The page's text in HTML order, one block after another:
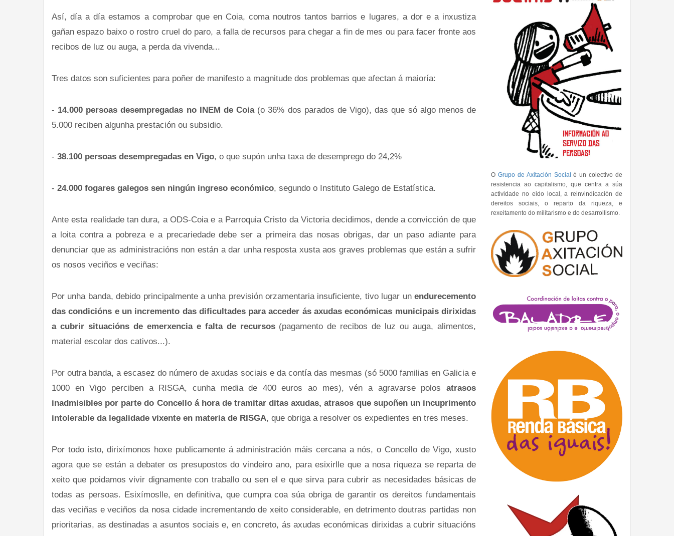
Así, día a día estamos a comprobar que en Coia, coma noutros tantos barrios e lugares, a dor e a inxustiza
gañan espazo baixo o rostro cruel do paro, a falla de recursos para chegar a fin de mes ou para facer fronte aos
recibos de luz ou auga, a perda da vivenda...
Tres datos son suficientes para poñer de manifesto a magnitude dos problemas que afectan á maioría:
- 14.000 persoas desempregadas no INEM de Coia(o 36% dos parados de Vigo), das que só algo menos de
5.000 reciben algunha prestación ou subsidio.
- 38.100 persoas desempregadas en Vigo, o que supón unha taxa de desemprego do 24,2%
- 24.000 fogares galegos sen ningún ingreso económico, segundo o Instituto Galego de Estatística.
Ante esta realidade tan dura, a ODS-Coia e a Parroquia Cristo da Victoria decidimos, dende a convicción de que
a loita contra a pobreza e a precariedade debe ser a primeira das nosas obrigas, dar un paso adiante para
denunciar que as administracións non están a dar unha resposta xusta aos graves problemas que están a sufrir
os nosos veciños e veciñas:
Por unha banda, debido principalmente a unha previsión orzamentaria insuficiente, tivo lugar un endurecemento
das condicións e un incremento das dificultades para acceder ás axudas económicas municipais dirixidas
a cubrir situacións de emerxencia e falta de recursos(pagamento de recibos de luz ou auga, alimentos,
material escolar dos cativos...).
Por outra banda, a escasez do número de axudas sociais e da contía das mesmas (só 5000 familias en Galicia e
1000 en Vigo perciben a RISGA, cunha media de 400 euros ao mes), vén a agravarse polos atrasos
inadmisibles por parte do Concello á hora de tramitar ditas axudas, atrasos que supoñen un incuprimento
intolerable da legalidade vixente en materia de RISGA, que obriga a resolver os expedientes en tres meses.
Por todo isto, dirixímonos hoxe publicamente á administración máis cercana a nós, o Concello de Vigo, xusto
agora que se están a debater os presupostos do vindeiro ano, para esixirlle que a nosa riqueza se reparta de
xeito que poidamos vivir dignamente con traballo ou sen el e que sirva para cubrir as necesidades básicas de
todas as persoas. Esixímoslle, en definitiva, que cumpra coa súa obriga de garantir os dereitos fundamentais
das veciñas e veciños da nosa cidade incrementando de xeito considerable, en detrimento doutras partidas non
prioritarias, as destinadas a asuntos sociais e, en concreto, ás axudas económicas dirixidas a cubrir situacións
O Grupo de Axitación Social é un colectivo de
resistencia ao capitalismo, que centra a súa
actividade no eido local, a reinvindicación de
dereitos sociais, o reparto da riqueza, e
rexeitamento do militarismo e do desarrollismo.